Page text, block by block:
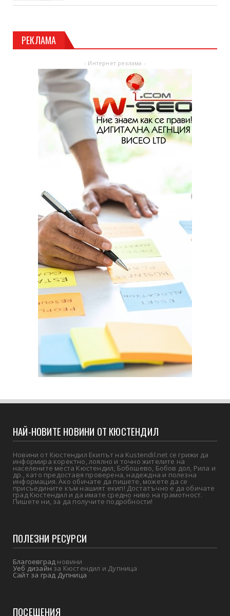
РЕКЛАМА
- Интернет реклама -
НАЙ-НОВИТЕ НОВИНИ ОТ КЮСТЕНДИЛ
Новини от Кюстендил Екипът на Kustendil.net се грижи да
информира коректно, лоялно и точно жителите на
населените места Кюстендил, Бобошево, Бобов дол, Рила и
др., като предоставя проверена, надеждна и полезна
информация. Ако обичате да пишете, можете да се
присъедините към нашият екип! Достатъчно е да обичате
град Кюстендил и да имате средно ниво на грамотност.
Пишете ни, за да получите подробности!
ПОЛЕЗНИ РЕСУРСИ
Благоевград новини
Уеб дизайнза Кюстендил и Дупница
Сайт за град Дупница
ПОСЕЩЕНИЯ